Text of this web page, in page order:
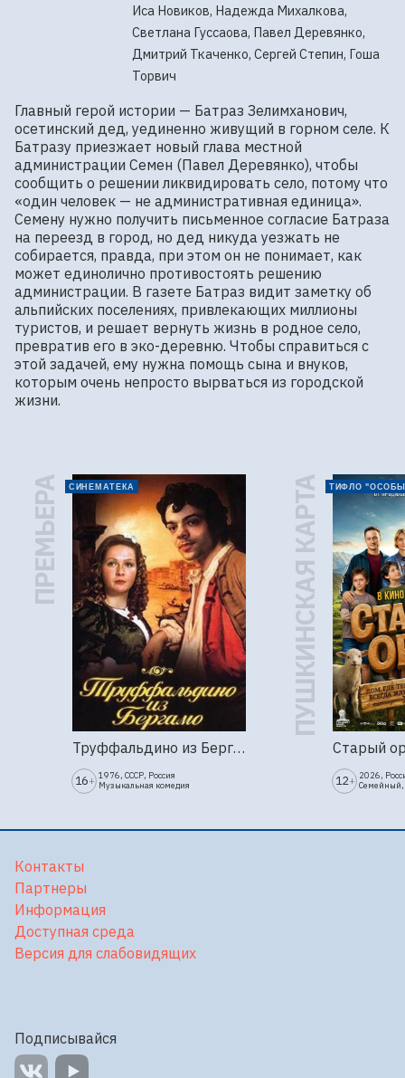
Иса Новиков, Надежда Михалкова,
Светлана Гуссаова, Павел Деревянко,
Дмитрий Ткаченко, Сергей Степин, Гоша
Торвич
Главный герой истории — Батраз Зелимханович,
осетинский дед, уединенно живущий в горном селе. К
Батразу приезжает новый глава местной
администрации Семен (Павел Деревянко), чтобы
сообщить о решении ликвидировать село, потому что
«один человек — не административная единица».
Семену нужно получить письменное согласие Батраза
на переезд в город, но дед никуда уезжать не
собирается, правда, при этом он не понимает, как
может единолично противостоять решению
администрации. В газете Батраз видит заметку об
альпийских поселениях, привлекающих миллионы
туристов, и решает вернуть жизнь в родное село,
превратив его в эко-деревню. Чтобы справиться с
этой задачей, ему нужна помощь сына и внуков,
которым очень непросто вырваться из городской
жизни.
ПРЕМЬЕРА СИНЕМАТЕКА
Труффальдино из Бергамо (1976г., Ленфильм, 2 серии)
16+ 1976, СССР, Россия
Музыкальная комедия
ПУШКИНСКАЯ КАРТА ТИФЛО
Старый
12+ 2026,
Семейный,
Контакты
Партнеры
Информация
Доступная среда
Версия для слабовидящих
Подписывайся